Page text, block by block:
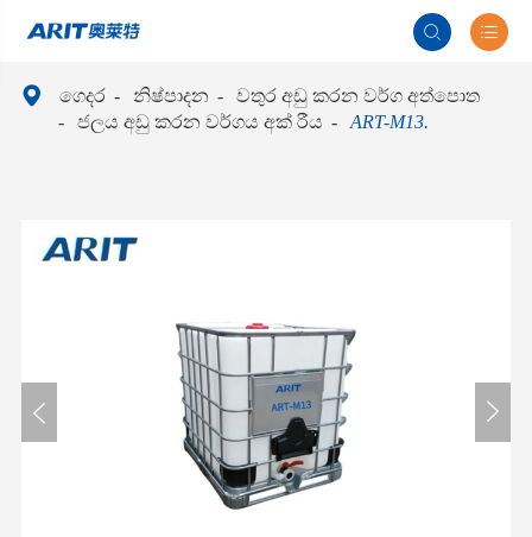
 
 ගෙදර නිෂ්පාදන
වතුර අඩු කරන වර්ග අත්පොත
ජලය අඩු කරන වර්ගය අක් රීය
ART-M13.
 